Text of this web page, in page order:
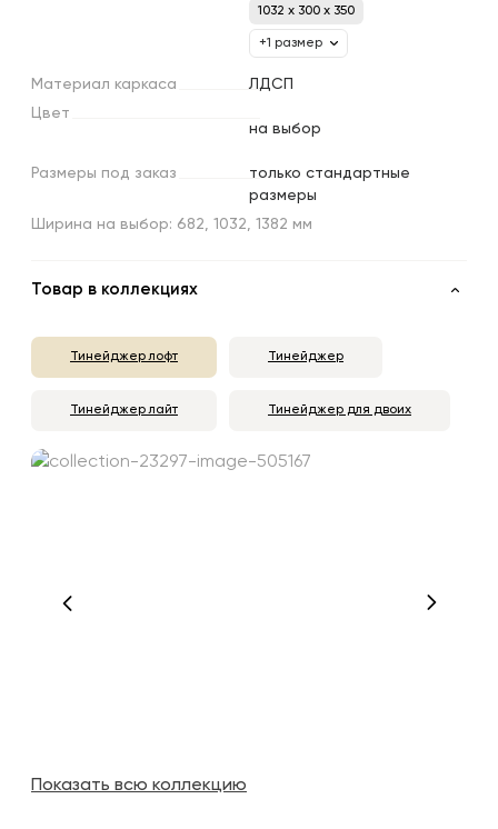
1032 x 300 x 350
+1 размер
Материал каркаса
ЛДСП
Цвет
на выбор
Размеры под заказ
только стандартные
размеры
Ширина на выбор: 682, 1032, 1382 мм
Товар в коллекциях
Тинейджер лофт Тинейджер
Тинейджер лайт Тинейджер для двоих
Показать всю коллекцию